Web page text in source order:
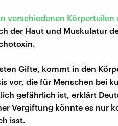
verschiedenen Körperteilen
der Haut und Muskulatur
Gifte, kommt in den
vor, die für Menschen bei
gefährlich ist, erklärt
Vergiftung könnte es nur
isst.